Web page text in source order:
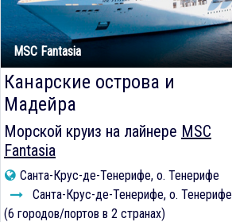
MSC Fantasia
Канарские острова и
Мадейра
Морской круиз на лайнере MSC
Fantasia
Санта-Крус-де-Тенерифе, о. Тенерифе
Санта-Крус-де-Тенерифе, о. Тенерифе
(6 городов/портов в 2 странах)